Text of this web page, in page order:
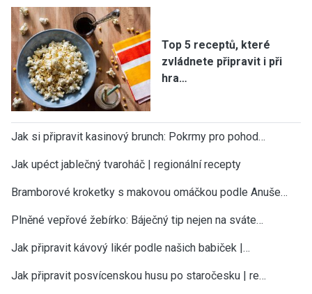
Top 5 receptů, které
zvládnete připravit i při
hra…
Jak si připravit kasinový brunch: Pokrmy pro pohod…
Jak upéct jablečný tvaroháč | regionální recepty
Bramborové kroketky s makovou omáčkou podle Anuše…
Plněné vepřové žebírko: Báječný tip nejen na sváte…
Jak připravit kávový likér podle našich babiček |…
Jak připravit posvícenskou husu po staročesku | re…